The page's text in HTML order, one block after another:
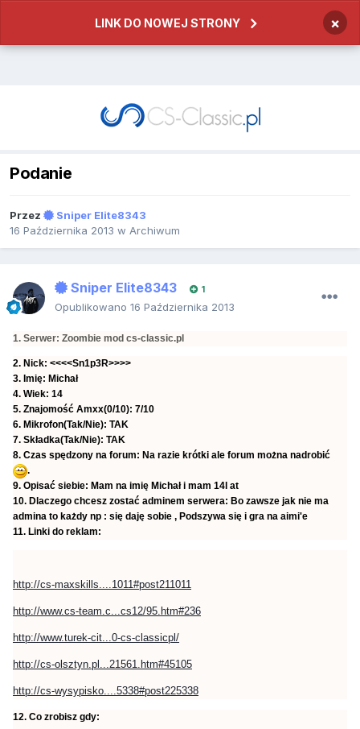
LINK DO NOWEJ STRONY ×
Podanie
Przez
Sniper Elite8343
16 Października 2013 w Archiwum
Sniper Elite8343 1
Opublikowano 16 Października 2013
1. Serwer: Zoombie mod cs-classic.pl
2. Nick: <<<<Sn1p3R>>>>
3. Imię: Michał
4. Wiek: 14
5. Znajomość Amxx(0/10): 7/10
6. Mikrofon(Tak/Nie): TAK
7. Składka(Tak/Nie): TAK
8. Czas spędzony na forum: Na razie krótki ale forum można nadrobić
.
9. Opisać siebie: Mam na imię Michał i mam 14l at
10. Dlaczego chcesz zostać adminem serwera: Bo zawsze jak nie ma
admina to każdy np : się daję sobie , Podszywa się i gra na aimi'e
11. Linki do reklam:
http://cs-maxskills....1011#post211011
http://www.cs-team.c...cs12/95.htm#236
http://www.turek-cit...0-cs-classicpl/
http://cs-olsztyn.pl...21561.htm#45105
http://cs-wysypisko....5338#post225338
12. Co zrobisz gdy: